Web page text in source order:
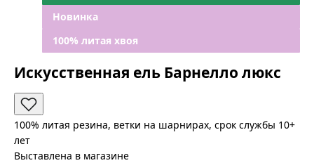
Новинка
100% литая хвоя
Искусственная ель Барнелло люкс
100% литая резина, ветки на шарнирах, срок службы 10+
лет
Выставлена в магазине